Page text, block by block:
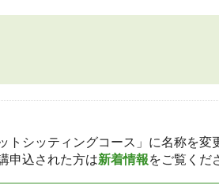
シッティングコース」に名称を変
申込された方は新着情報をご覧くだ